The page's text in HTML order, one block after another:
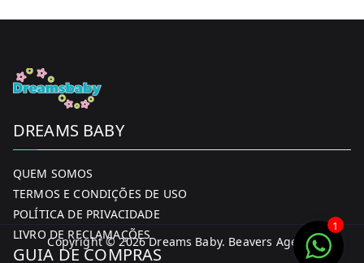
DREAMS BABY
QUEM SOMOS
TERMOS E CONDIÇÕES DE USO
POLÍTICA DE PRIVACIDADE
LIVRO DE RECLAMAÇÕES
GUIA DE COMPRAS
Copyright © 2026Dreams Baby. Beavers Agency
1